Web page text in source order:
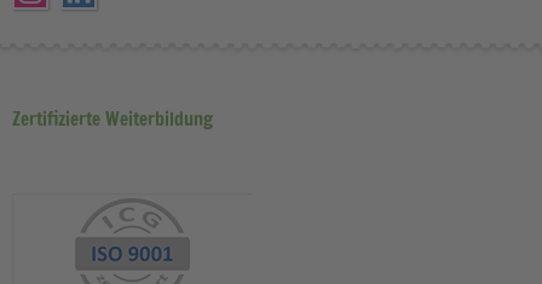
Zertifizierte Weiterbildung